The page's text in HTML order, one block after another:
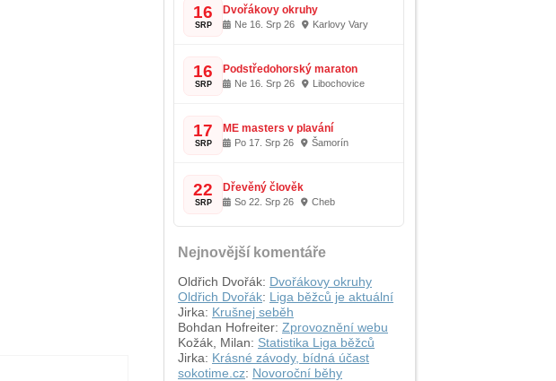
16
SRP
Dvořákovy okruhy
Ne 16. Srp 26 Karlovy Vary
16
SRP
Podstředohorský maraton
Ne 16. Srp 26 Libochovice
17
SRP
ME masters v plavání
Po 17. Srp 26 Šamorín
22
SRP
Dřevěný člověk
So 22. Srp 26 Cheb
Nejnovější komentáře
Oldřich Dvořák: Dvořákovy okruhy
Oldřich Dvořák: Liga běžců je aktuální
Jirka: Krušnej seběh
Bohdan Hofreiter: Zprovoznění webu
Kožák, Milan: Statistika Liga běžců
Jirka: Krásné závody, bídná účast
sokotime.cz: Novoroční běhy